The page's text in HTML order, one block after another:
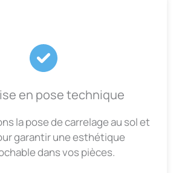
en pose technique
la pose de carrelage au sol et
garantir une esthétique
dans vos pièces.